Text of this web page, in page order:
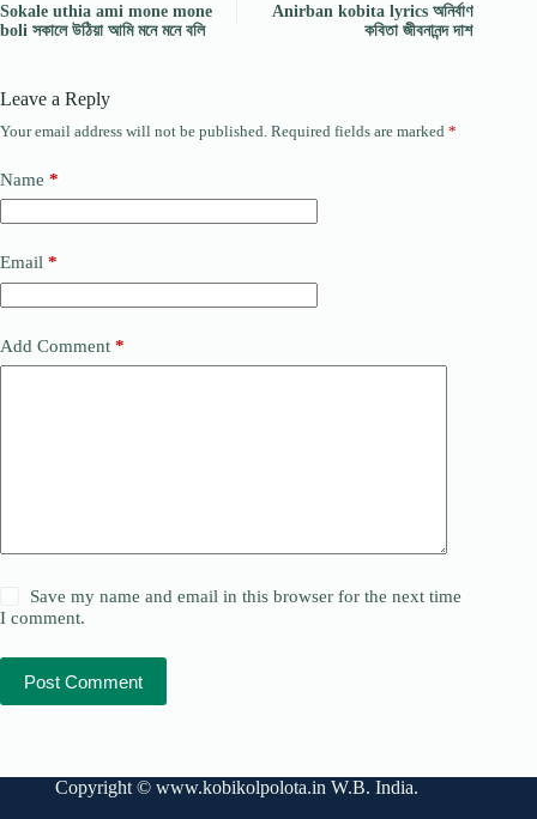
Sokale uthia ami mone mone
boli সকালে উঠিয়া আমি মনে মনে বলি
Anirban kobita lyrics অনির্বাণ
কবিতা জীবনানন্দ দাশ
Leave a Reply
Your email address will not be published. Required fields are marked *
Name *
Email *
Add Comment *
Save my name and email in this browser for the next time
I comment.
Post Comment
Copyright © www.kobikolpolota.in W.B. India.